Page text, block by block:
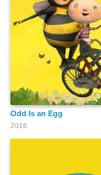
Odd Is an Egg
2016